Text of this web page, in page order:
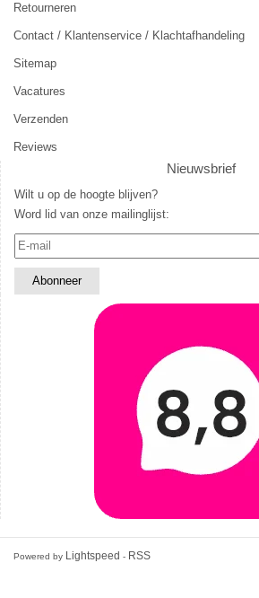
Retourneren
Contact / Klantenservice / Klachtafhandeling
Sitemap
Vacatures
Verzenden
Reviews
Nieuwsbrief
Wilt u op de hoogte blijven?
Word lid van onze mailinglijst:
Powered by Lightspeed - RSS